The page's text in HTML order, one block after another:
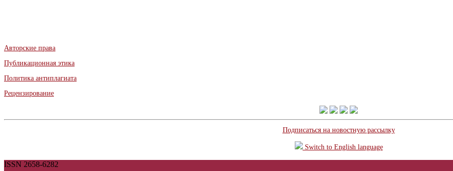
Авторские права
Публикационная этика
Политика антиплагиата
Рецензирование
Подписаться на новостную рассылку
Switch to English language
ISSN 2658-6282